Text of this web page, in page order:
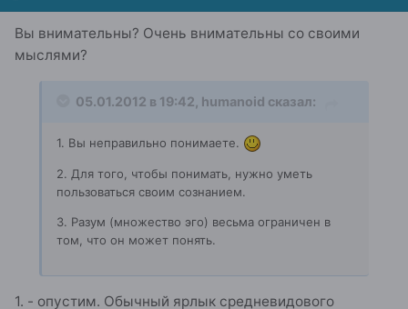
Вы внимательны? Очень внимательны со своими
мыслями?
05.01.2012 в 19:42, humanoid сказал:
1. Вы неправильно понимаете.
2. Для того, чтобы понимать, нужно уметь
пользоваться своим сознанием.
З. Разум (множество эго) весьма ограничен в
том, что он может понять.
1. - опустим. Обычный ярлык средневидового